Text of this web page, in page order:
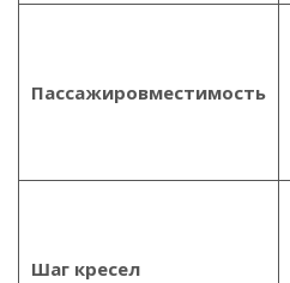
Пассажировместимость
Шаг кресел